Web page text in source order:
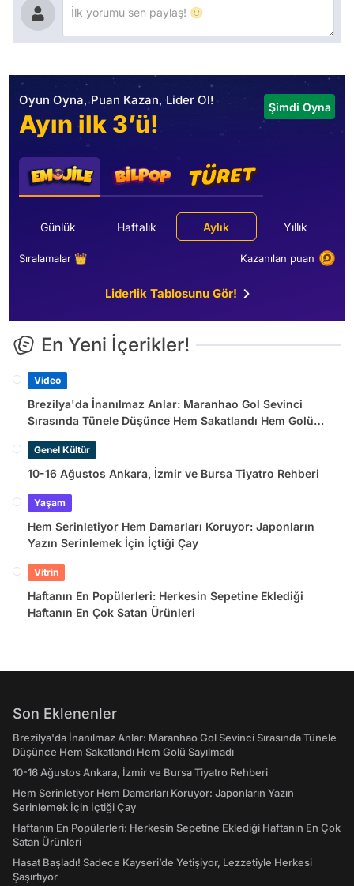
Oyun Oyna, Puan Kazan, Lider Ol!
Ayın ilk 3’ü!
Şimdi Oyna
Günlük Haftalık Aylık Yıllık
Sıralamalar 👑 Kazanılan puan
Liderlik Tablosunu Gör!
En Yeni İçerikler!
Video
Brezilya'da İnanılmaz Anlar: Maranhao Gol Sevinci
Sırasında Tünele Düşünce Hem Sakatlandı Hem Golü
Genel Kültür
10-16 Ağustos Ankara, İzmir ve Bursa Tiyatro Rehberi
Yaşam
Hem Serinletiyor Hem Damarları Koruyor: Japonların
Yazın Serinlemek İçin İçtiği Çay
Vitrin
Haftanın En Popülerleri: Herkesin Sepetine Eklediği
Haftanın En Çok Satan Ürünleri
Son Eklenenler
Brezilya'da İnanılmaz Anlar: Maranhao Gol Sevinci Sırasında Tünele
Düşünce Hem Sakatlandı Hem Golü Sayılmadı
10-16 Ağustos Ankara, İzmir ve Bursa Tiyatro Rehberi
Hem Serinletiyor Hem Damarları Koruyor: Japonların Yazın
Serinlemek İçin İçtiği Çay
Haftanın En Popülerleri: Herkesin Sepetine Eklediği Haftanın En Çok
Satan Ürünleri
Hasat Başladı! Sadece Kayseri’de Yetişiyor, Lezzetiyle Herkesi
Şaşırtıyor